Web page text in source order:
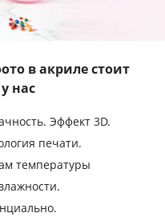
в акрилестоит
нас
Эффект 3D.
печати.
температуры